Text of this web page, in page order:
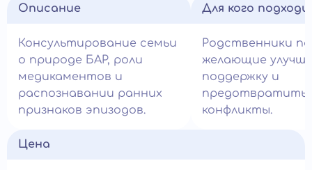
Описание
Консультирование семьи
о природе БАР, роли
медикаментов и
распознавании ранних
признаков эпизодов.
Для кого
Родственники
желающие
поддержку и
предотвратить
конфликты.
Цена